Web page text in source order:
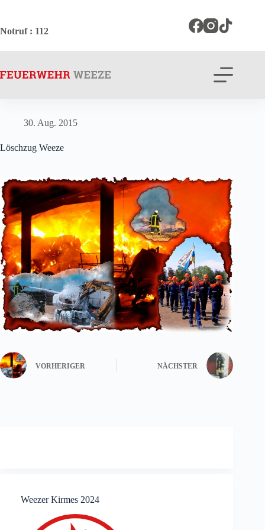
springen
Notruf: 112
30. Aug. 2015
Löschzug Weeze
VORHERIGER NÄCHSTER
Weezer Kirmes 2024